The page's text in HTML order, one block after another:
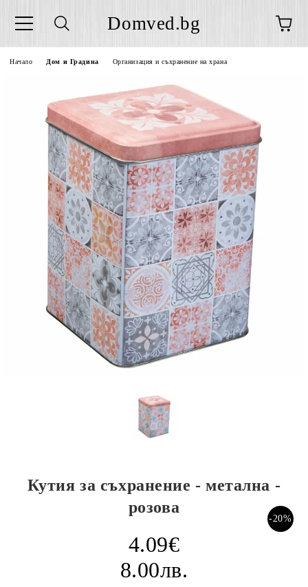
Domved.bg
Начало Дом и Градина Организация и съхранение на храна
Кутия за съхранение - метална -
розова
-20%
4.09€
8.00лв.